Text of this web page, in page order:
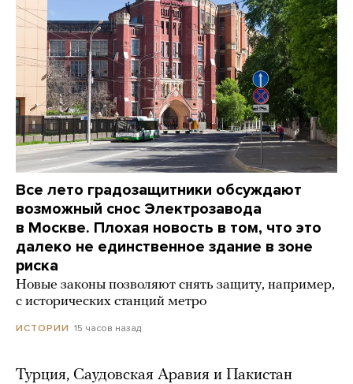
Все лето градозащитники обсуждают
возможный снос Электрозавода
в Москве. Плохая новость в том, что это
далеко не единственное здание в зоне
риска
Новые законы позволяют снять защиту, например,
с исторических станций метро
ИСТОРИИ 15 часов назад
Турция, Саудовская Аравия и Пакистан